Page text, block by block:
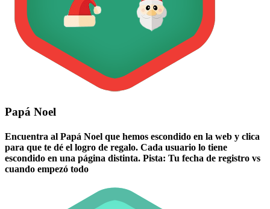
Papá Noel
Encuentra al Papá Noel que hemos escondido en la web y clica
para que te dé el logro de regalo. Cada usuario lo tiene
escondido en una página distinta. Pista: Tu fecha de registro vs
cuando empezó todo